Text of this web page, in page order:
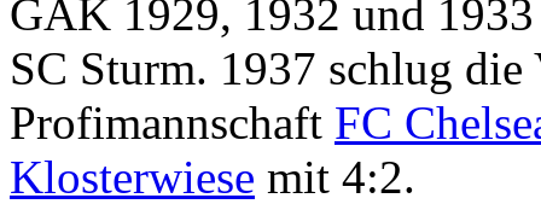
GAK 1929, 1932 und
SC Sturm. 1937 schlug die
Profimannschaft FC
Klosterwiese mit 4:2.